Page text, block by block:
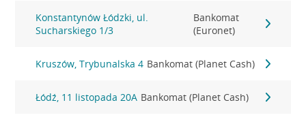
Konstantynów Łódzki, ul.
Sucharskiego 1/3
Bankomat
(Euronet)
Kruszów, Trybunalska 4 Bankomat (Planet Cash)
Łódź, 11 listopada 20A Bankomat (Planet Cash)